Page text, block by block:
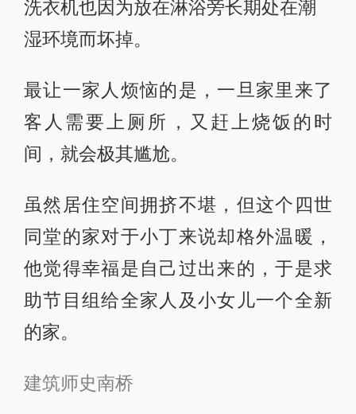
洗衣机也因为放在淋浴旁长期处在潮
湿环境而坏掉。
最让一家人烦恼的是，一旦家里来了
客人需要上厕所，又赶上烧饭的时
间，就会极其尴尬。
虽然居住空间拥挤不堪，但这个四世
同堂的家对于小丁来说却格外温暖，
他觉得幸福是自己过出来的，于是求
助节目组给全家人及小女儿一个全新
的家。
建筑师史南桥